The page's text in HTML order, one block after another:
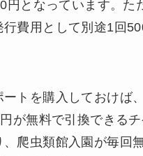
円となっています。た
行費用として別途1回
ートを購入しておけば
が無料で引換できる
、爬虫類館入園が毎回